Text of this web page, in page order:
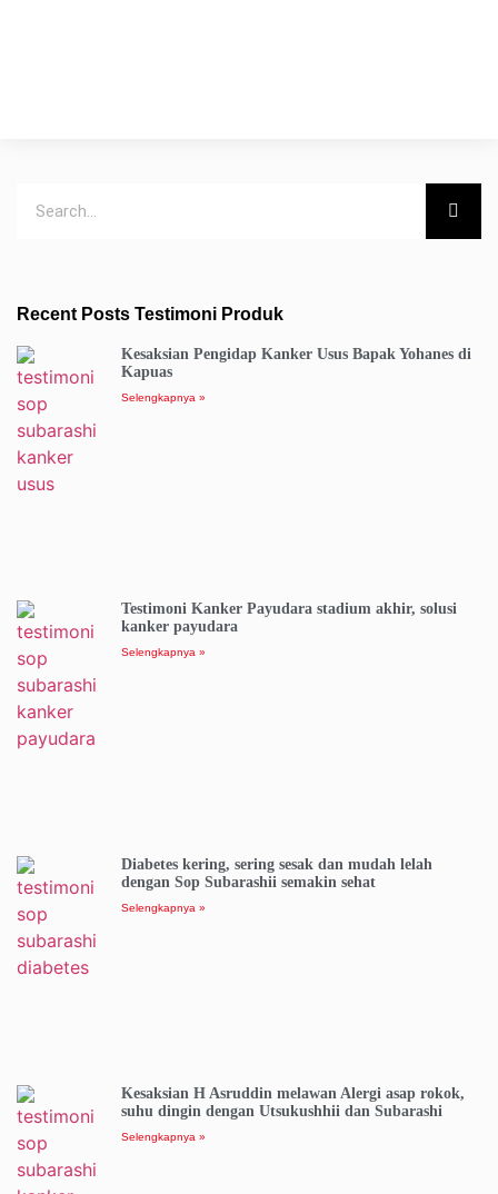
Recent Posts Testimoni Produk
Kesaksian Pengidap Kanker Usus Bapak Yohanes di
Kapuas
Selengkapnya »
Testimoni Kanker Payudara stadium akhir, solusi
kanker payudara
Selengkapnya »
Diabetes kering, sering sesak dan mudah lelah
dengan Sop Subarashii semakin sehat
Selengkapnya »
Kesaksian H Asruddin melawan Alergi asap rokok,
suhu dingin dengan Utsukushhii dan Subarashi
Selengkapnya »